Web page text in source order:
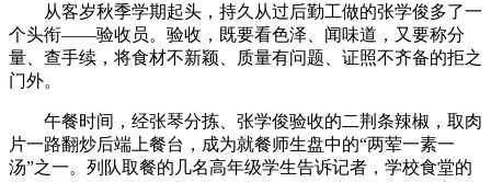
从客岁秋季学期起头，持久从过后勤工做的张学俊多了一
个头衔——验收员。验收，既要看色泽、闻味道，又要称分
量、查手续，将食材不新颖、质量有问题、证照不齐备的拒之
门外。
午餐时间，经张琴分拣、张学俊验收的二荆条辣椒，取肉
片一路翻炒后端上餐台，成为就餐师生盘中的“两荤一素一
汤”之一。列队取餐的几名高年级学生告诉记者，学校食堂的